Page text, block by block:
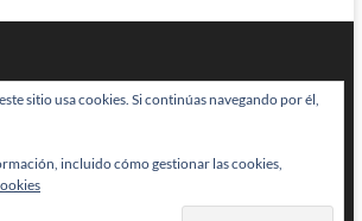
por:Theme Freesia|WordPress| © Todos
sitio usa cookies. Si continúas navegando por él,
incluido cómo gestionar las cookies,